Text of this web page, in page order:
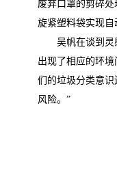
废弃口罩的剪碎
旋紧塑料袋实现
吴帆在谈到灵
出现了相应的环
们的垃圾分类意
风险。”